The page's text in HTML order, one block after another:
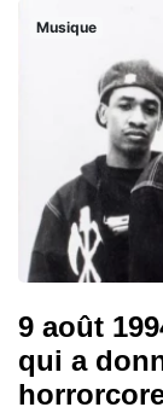
Musique
9 août
qui a